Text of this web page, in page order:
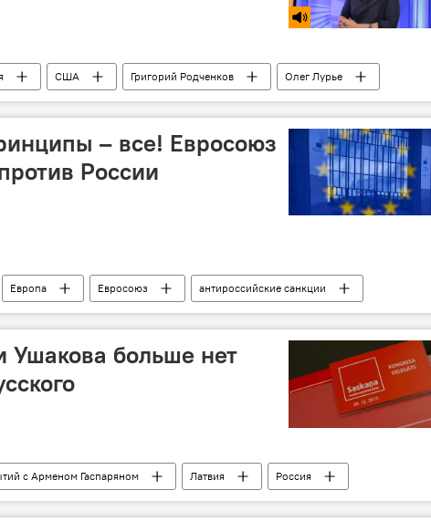
США Григорий Родченков
Олег Лурье
лаборатория допинг
– все! Евросоюз
России
Европа Евросоюз
антироссийские санкции
Ушакова больше нет
с Арменом Гаспаряном Латвия
Россия
Панкратов Армен Гаспарян
Евросоюз